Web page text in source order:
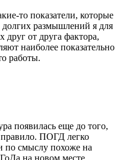
то показатели, которые
размышлений я для
друг от друга фактора,
наиболее показательно
работы.
появилась еще до того,
ПОГД легко
по смыслу похоже на
на новом месте